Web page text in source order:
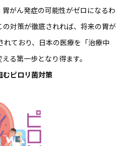
がん発症の可能性がゼロになるわ
対策が徹底されれば、将来の胃が
ており、日本の医療を「治療中
る第一歩となり得ます。
むピロリ菌対策